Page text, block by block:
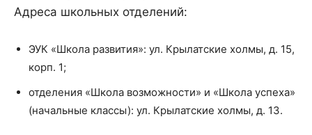
Адреса школьных отделений:
ЭУК «Школа развития»: ул. Крылатские холмы, д. 15,
корп. 1;
отделения «Школа возможности» и «Школа успеха»
(начальные классы): ул. Крылатские холмы, д. 13.